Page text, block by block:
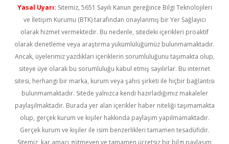
Yasal Uyarı: Sitemiz, 5651 Sayılı Kanun gereğince Bilgi Teknolojileri
ve İletişim Kurumu (BTK) tarafından onaylanmış bir Yer Sağlayıcı
olarak hizmet vermektedir. Bu nedenle, sitedeki içerikleri proaktif
olarak denetleme veya araştırma yükümlülüğümüz bulunmamaktadır.
Ancak, üyelerimiz yazdıkları içeriklerin sorumluluğunu taşımakta olup,
siteye üye olarak bu sorumluluğu kabul etmiş sayılırlar. Bu internet
sitesi, herhangi bir marka, kurum veya şahıs şirketi ile hiçbir bağlantısı
bulunmamaktadır. Sitede yalnızca kendi hazırladığımız makaleler
paylaşılmaktadır. Burada yer alan içerikler haber niteliği taşımamakta
olup, gerçek kurum ve kişiler hakkında paylaşım yapılmamaktadır.
Gerçek kurum ve kişiler ile isim benzerlikleri tamamen tesadüfidir.
Sitemiz, kar amacı gütmeyen ve tamamen ücretsiz bir bilgi paylaşım